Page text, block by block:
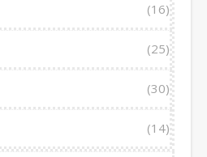
(16)
(25)
(30)
(14)